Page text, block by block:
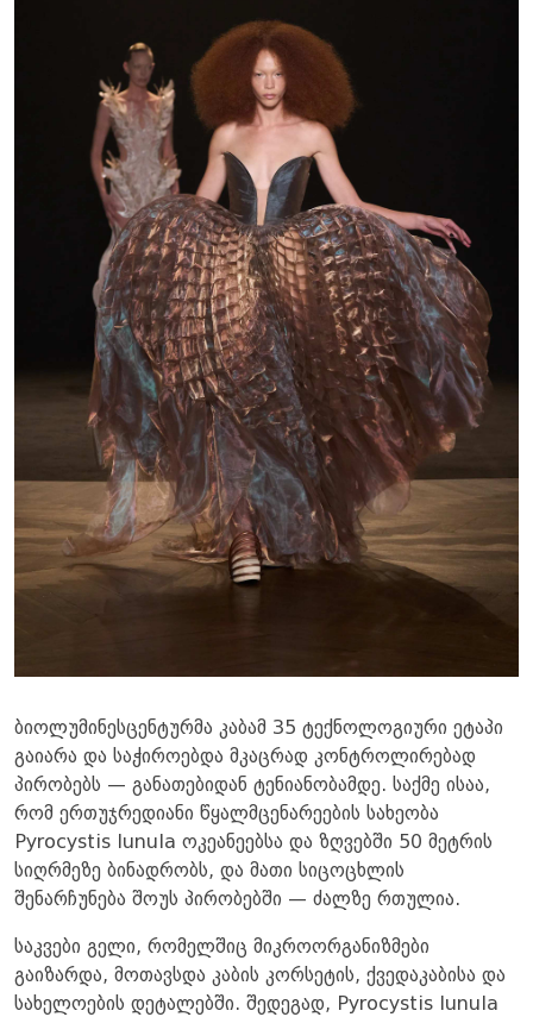
ბიოლუმინესცენტურმა კაბამ 35 ტექნოლოგიური ეტაპი
გაიარა და საჭიროებდა მკაცრად კონტროლირებად
პირობებს — განათებიდან ტენიანობამდე. საქმე ისაა,
რომ ერთუჯრედიანი წყალმცენარეების სახეობა
Pyrocystis lunula ოკეანეებსა და ზღვებში 50 მეტრის
სიღრმეზე ბინადრობს, და მათი სიცოცხლის
შენარჩუნება შოუს პირობებში — ძალზე რთულია.
საკვები გელი, რომელშიც მიკროორგანიზმები
გაიზარდა, მოთავსდა კაბის კორსეტის, ქვედაკაბისა და
სახელოების დეტალებში. შედეგად, Pyrocystis lunula